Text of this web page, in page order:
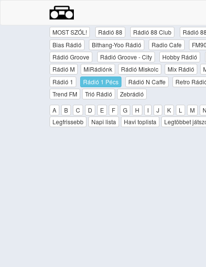
MOST SZÓL! Rádió 88 Rádió 88 Club Rádió
Bias Rádió
Bithang-Yoo Rádió Radio Cafe
Rádió Groove
Rádió Groove - City Hobby Rádió
Rádió M
MiRádiónk Rádió Miskolc Mix Rádió
Rádió 1
Rádió 1 Pécs Rádió N Caffe Retro
Trend FM
Trió Rádió
Zebrádió
A
B C D E F G H I J K L M N
Legfrissebb
Napi lista Havi toplista Legtöbbet